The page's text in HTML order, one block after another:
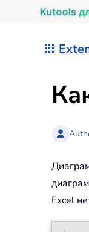
Kutools
Excel